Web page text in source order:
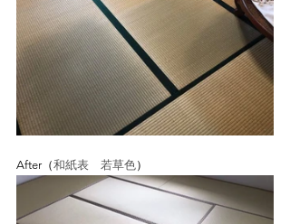
After（和紙表　若草色）